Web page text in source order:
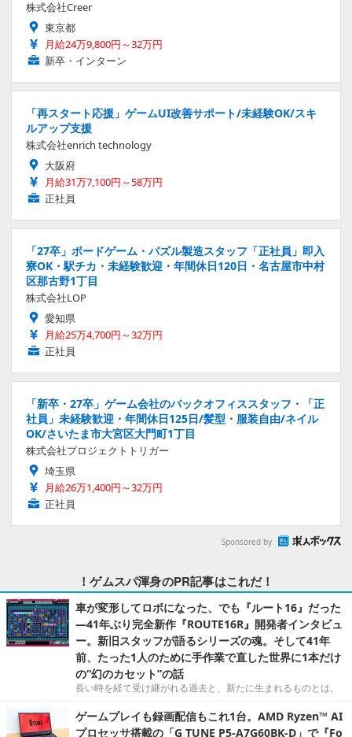
株式会社Creer
東京都
月給24万9,800円～32万円
新卒・インターン
「再スタート応援」ゲームUI改善サポート/未経験OK/スキ
ルアップ支援
株式会社enrich technology
大阪府
月給31万7,100円～58万円
正社員
「27卒」ボードゲーム・パズル製造スタッフ「正社員」即入
寮OK・駅チカ・未経験歓迎・年間休日120日・名古屋市中村
区那古野1丁目
株式会社LOP
愛知県
月給25万4,700円～32万円
正社員
「新卒・27卒」ゲーム会社のバックオフィススタッフ・「正
社員」未経験歓迎・年間休日125日/髪型・服装自由/ネイル
OK/さいたま市大宮区大門町1丁目
株式会社プロジェクトトリガー
埼玉県
月給26万1,400円～32万円
正社員
Sponsored by
！ゲムスパ渾身のPR記事はこれだ！
車が変形してロボになった、でも『ルート16』だった
―41年ぶり完全新作『ROUTE16R』開発者インタビュ
ー。新旧スタッフが語るシリーズの魂。そして41年
前、たった1人のために手作業で直した世界に1本だけ
の“幻のカセット”の話
長い時を経て受け継がれる過去と、新たに生まれるものとは。
ゲームプレイも録画配信もこれ1台。AMD Ryzen™ AI
プロセッサ搭載の「G TUNE P5-A7G60BK-D」で『Fo